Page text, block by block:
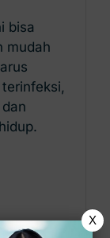
bisa
mudah
X